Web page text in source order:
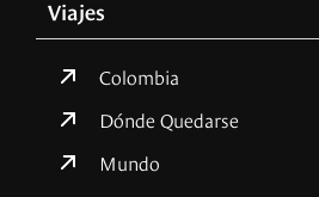
Viajes
Colombia
Dónde Quedarse
Mundo